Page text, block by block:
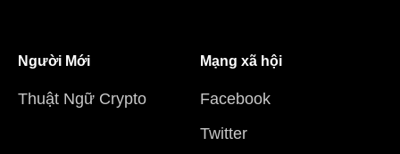
Người Mới
Thuật Ngữ Crypto
Mạng xã hội
Facebook
Twitter